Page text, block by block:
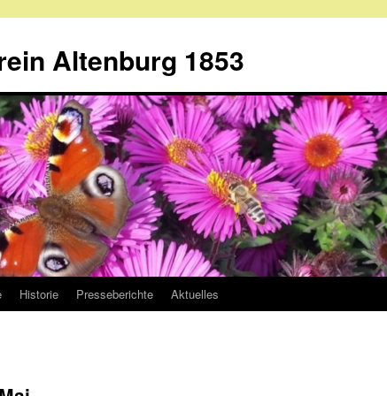
Altenburg 1853
Historie Presseberichte Aktuelles